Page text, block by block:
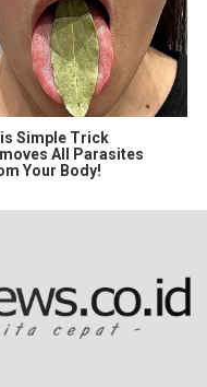
Simple Trick
All Parasites
Your Body!